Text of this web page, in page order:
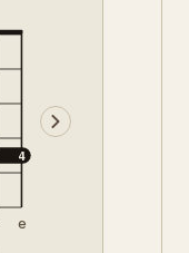
4
e